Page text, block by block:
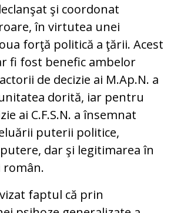
şi coordonat
în virtutea unei
forţă politică a ţării. Acest
fi fost benefic ambelor
de decizie ai M.Ap.N. a
dorită, iar pentru
ai C.F.S.N. a însemnat
puterii politice,
dar şi legitimarea în
faptul că prin